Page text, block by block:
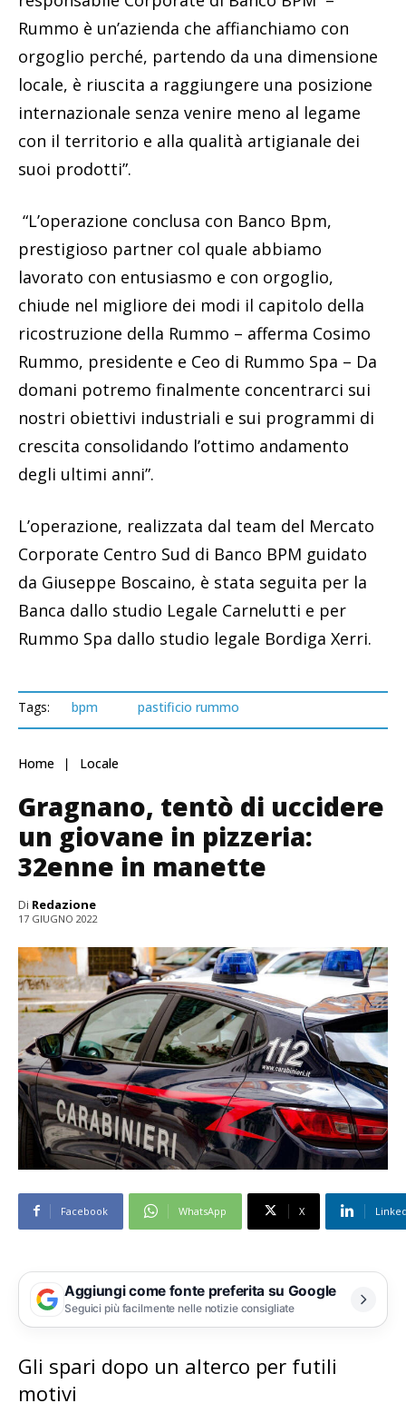
Rummo è un’azienda che affianchiamo con
orgoglio perché, partendo da una dimensione
locale, è riuscita a raggiungere una posizione
internazionale senza venire meno al legame
con il territorio e alla qualità artigianale dei
suoi prodotti”.
“L’operazione conclusa con Banco Bpm,
prestigioso partner col quale abbiamo
lavorato con entusiasmo e con orgoglio,
chiude nel migliore dei modi il capitolo della
ricostruzione della Rummo – afferma Cosimo
Rummo, presidente e Ceo di Rummo Spa – Da
domani potremo finalmente concentrarci sui
nostri obiettivi industriali e sui programmi di
crescita consolidando l’ottimo andamento
degli ultimi anni”.
L’operazione, realizzata dal team del Mercato
Corporate Centro Sud di Banco BPM guidato
da Giuseppe Boscaino, è stata seguita per la
Banca dallo studio Legale Carnelutti e per
Rummo Spa dallo studio legale Bordiga Xerri.
Tags: bpm pastificio rummo
Home Locale
Gragnano, tentò di uccidere
un giovane in pizzeria:
32enne in manette
Di Redazione
17 GIUGNO 2022
Facebook WhatsApp X
Aggiungi come fonte preferita su Google
Seguici più facilmente nelle notizie consigliate
Gli spari dopo un alterco per futili
motivi